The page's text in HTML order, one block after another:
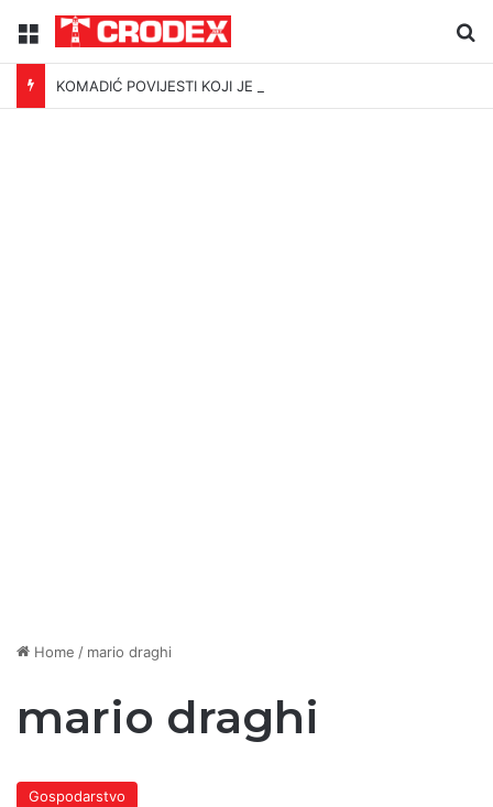
Menu
Home / mario draghi
mario draghi
Gospodarstvo